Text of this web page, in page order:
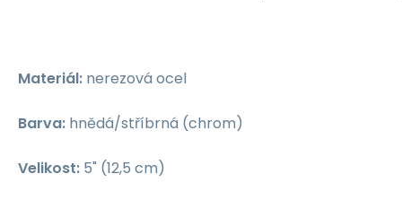
Materiál: nerezová ocel
Barva: hnědá/stříbrná (chrom)
Velikost: 5" (12,5 cm)